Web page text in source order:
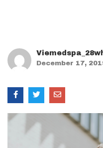
December 17,